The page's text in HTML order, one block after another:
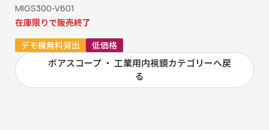
MIGS300-V601
在庫限りで販売終了
デモ機無料貸出
低価格
ボアスコープ ・ 工業用内視鏡カテゴリーへ戻
る